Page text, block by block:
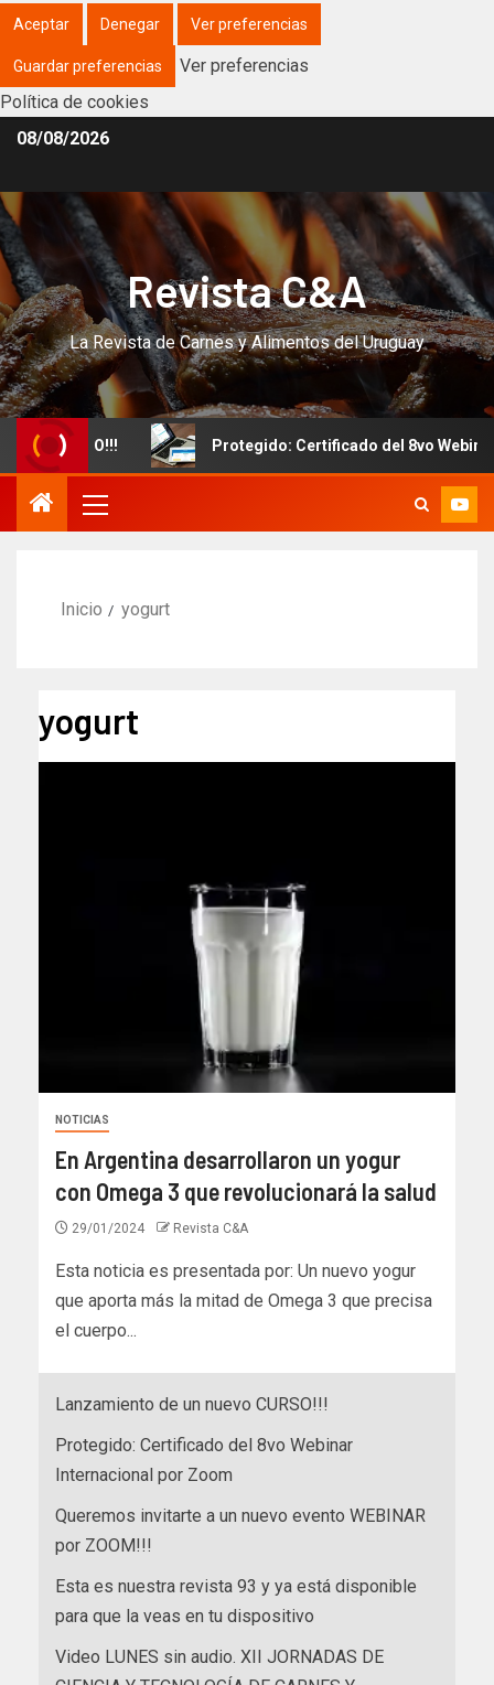
Aceptar Denegar Ver preferencias
Guardar preferencias
Ver preferencias
Política de cookies
08/08/2026
Revista C&A
La Revista de Carnes y Alimentos del Uruguay
CURSO!!! Protegido: Certificado del 8vo Webinar
Inicio yogurt
yogurt
NOTICIAS
En Argentina desarrollaron un yogur
con Omega 3 que revolucionará la salud
29/01/2024 Revista C&A
Esta noticia es presentada por: Un nuevo yogur
que aporta más la mitad de Omega 3 que precisa
el cuerpo...
Lanzamiento de un nuevo CURSO!!!
Protegido: Certificado del 8vo Webinar
Internacional por Zoom
Queremos invitarte a un nuevo evento WEBINAR
por ZOOM!!!
Esta es nuestra revista 93 y ya está disponible
para que la veas en tu dispositivo
Video LUNES sin audio. XII JORNADAS DE